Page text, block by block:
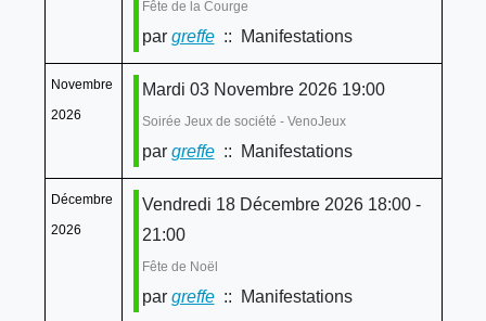
Fête de la Courge
par greffe:: Manifestations
Novembre
2026
Mardi 03 Novembre 2026 19:00
Soirée Jeux de société - VenoJeux
par greffe:: Manifestations
Décembre
2026
Vendredi 18 Décembre 2026 18:00 -
21:00
Fête de Noël
par greffe:: Manifestations